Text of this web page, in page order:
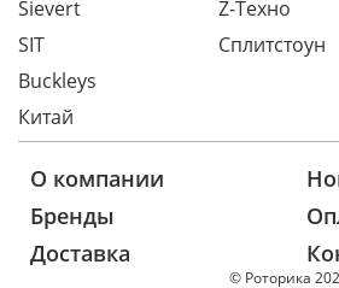
Sievert
SIT
Z-Техно
Сплитстоун
Buckleys
Китай
© Роторика
О компании
Бренды
Доставка